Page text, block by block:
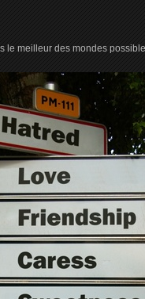
le meilleur des mondes